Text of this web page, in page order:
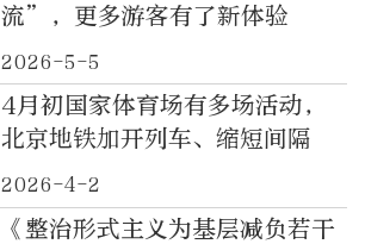
流”，更多游客有了新体验
2026-5-5
4月初国家体育场有多场活动，
北京地铁加开列车、缩短间隔
2026-4-2
《整治形式主义为基层减负若干